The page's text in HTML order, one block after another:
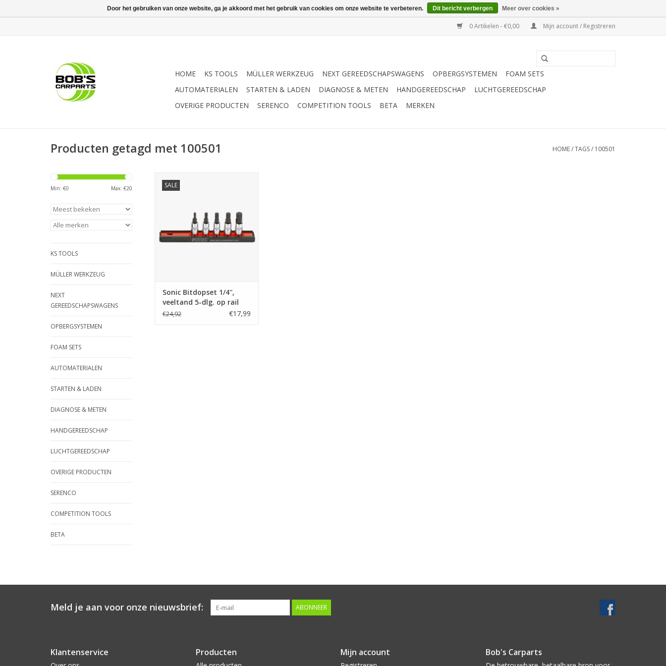
0 Artikelen - €0,00 Mijn account / Registreren
HOME KS TOOLS MÜLLER WERKZEUG NEXT GEREEDSCHAPSWAGENS OPBERGSYSTEMEN
FOAM SETS
AUTOMATERIALEN
STARTEN & LADEN DIAGNOSE & METEN HANDGEREEDSCHAP
LUCHTGEREEDSCHAP
OVERIGE PRODUCTEN
SERENCO COMPETITION TOOLS BETA MERKEN
Producten getagd met 100501 HOME/TAGS/ 100501
Min: €0 Max: €20
KS TOOLS
MÜLLER WERKZEUG
NEXT
GEREEDSCHAPSWAGENS
OPBERGSYSTEMEN
FOAM SETS
AUTOMATERIALEN
STARTEN & LADEN
DIAGNOSE & METEN
HANDGEREEDSCHAP
LUCHTGEREEDSCHAP
OVERIGE PRODUCTEN
SERENCO
COMPETITION TOOLS
BETA
SALE
Sonic Bitdopset 1/4'',
veeltand 5-dlg. op rail
€24,92 €17,99
Meld je aan voor onze nieuwsbrief: ABONNEER
Klantenservice Producten Mijn account Bob's Carparts
Door het gebruiken van onze website, ga je akkoord met het gebruik van cookies om onze website te verbeteren. Dit bericht verbergen Meer over cookies »